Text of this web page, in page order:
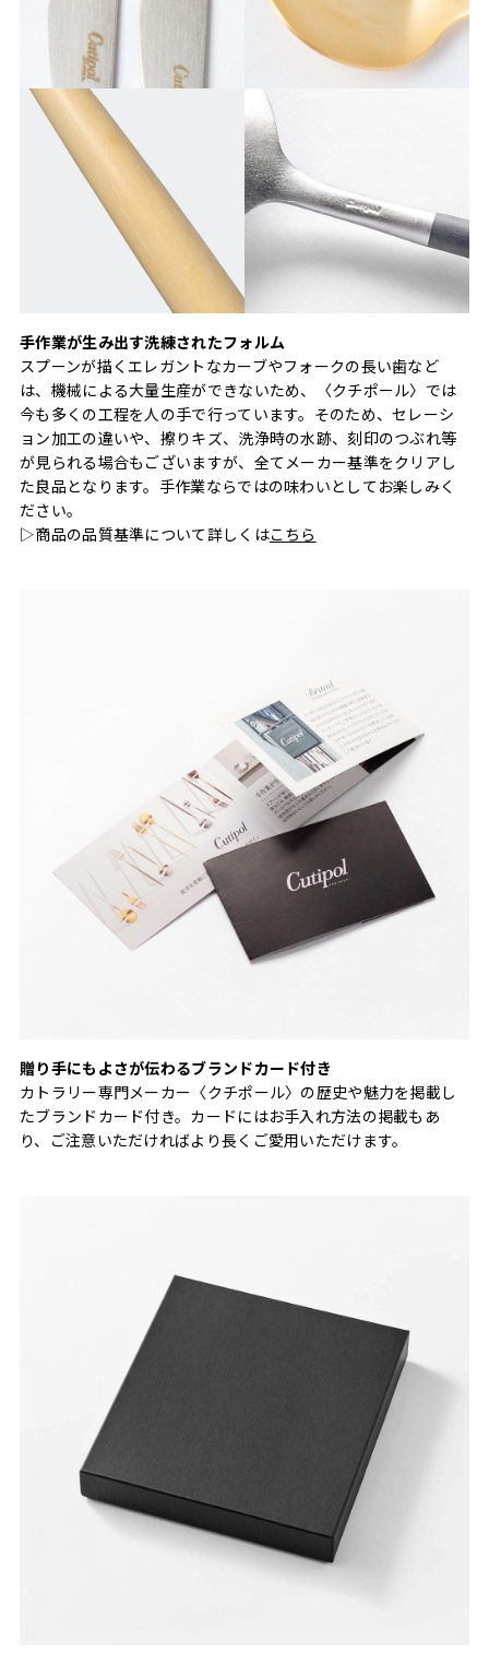
手作業が生み出す洗練されたフォルム
スプーンが描くエレガントなカーブやフォークの長い歯など
は、機械による大量生産ができないため、〈クチポール〉では
今も多くの工程を人の手で行っています。そのため、セレーシ
ョン加工の違いや、擦りキズ、洗浄時の水跡、刻印のつぶれ等
が見られる場合もございますが、全てメーカー基準をクリアし
た良品となります。手作業ならではの味わいとしてお楽しみく
ださい。
▷商品の品質基準について詳しくはこちら
贈り手にもよさが伝わるブランドカード付き
カトラリー専門メーカー〈クチポール〉の歴史や魅力を掲載し
たブランドカード付き。カードにはお手入れ方法の掲載もあ
り、ご注意いただければより長くご愛用いただけます。